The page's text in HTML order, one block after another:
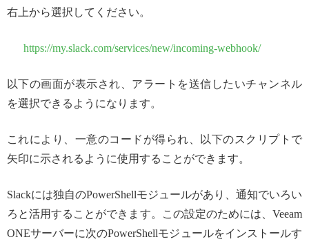
右上から選択してください。
https://my.slack.com/services/new/incoming-webhook/
以下の画面が表示され、アラートを送信したいチャンネル
を選択できるようになります。
これにより、一意のコードが得られ、以下のスクリプトで
矢印に示されるように使用することができます。
Slackには独自のPowerShellモジュールがあり、通知でいろい
ろと活用することができます。この設定のためには、Veeam
ONEサーバーに次のPowerShellモジュールをインストールす